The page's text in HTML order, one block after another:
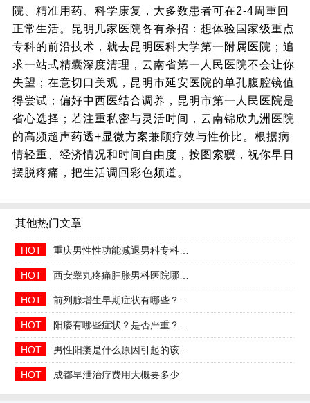
院、精准用药、科学康复，大多数患者可在2-4周重回
正常生活。昆明几家医院各有杀招：想体验国家级重点
专科的前沿技术，就去昆明医科大学第一附属医院；追
求一站式精囊深度清理，云南省第一人民医院不会让你
失望；在意切口美观，昆明市延安医院的单孔腹腔镜值
得尝试；偏好中西医结合调养，昆明市第一人民医院是
省心选择；若注重私密与灵活时间，云南锦欣九洲医院
的高频超声药透+显微方案兼顾疗效与性价比。根据病
情轻重、经济情况和时间自由度，按图索骥，祝你早日
摆脱疼痛，把生活调回彩色频道。
其他热门文章
HOT 重庆男性性功能减退男科专科2026年中医调理哪家好
HOT 西安睾丸疼痛肿胀男科医院哪家正规收费合理透明
HOT 前列腺增生早期症状有哪些？2026治疗方法与日常预防指南
HOT 阳痿有哪些症状？是否严重？会自己好吗
HOT 男性阳痿是什么原因引起的该如何治疗
HOT 成都早泄治疗费用大概要多少